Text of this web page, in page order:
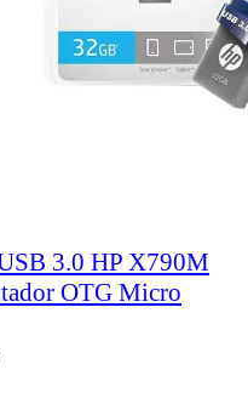
3.0 HP X790M
OTG Micro